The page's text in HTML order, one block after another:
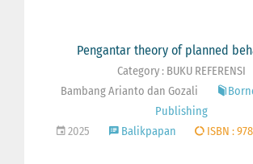
Pengantar theory of planned
Category : BUKU REFERENSI
Bambang Arianto dan Gozali
Publishing
2025
Balikpapan ISBN :